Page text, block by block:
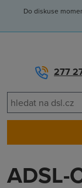
Do diskuse
277
ADSL-